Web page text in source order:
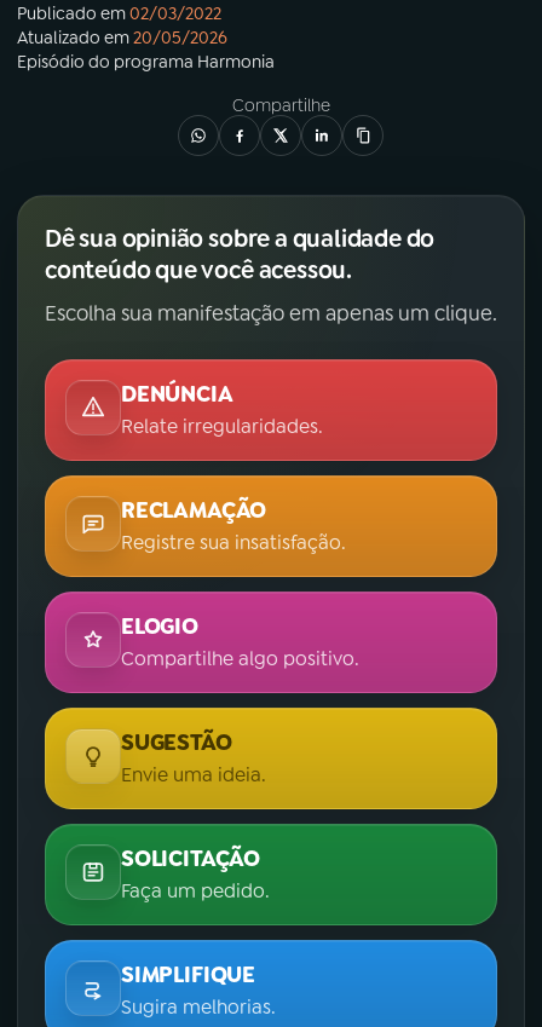
Publicado em02/03/2022
Atualizado em20/05/2026
Episódio do programa Harmonia
Compartilhe
Dê sua opinião sobre a qualidade do
conteúdo que você acessou.
Escolha sua manifestação em apenas um clique.
DENÚNCIA
Relate irregularidades.
RECLAMAÇÃO
Registre sua insatisfação.
ELOGIO
Compartilhe algo positivo.
SUGESTÃO
Envie uma ideia.
SOLICITAÇÃO
Faça um pedido.
SIMPLIFIQUE
Sugira melhorias.